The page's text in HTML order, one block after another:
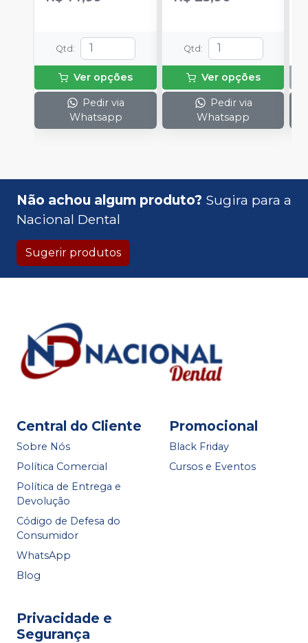
Qtd :
Ver opções
Pedir via
Whatsapp
Qtd :
Ver opções
Pedir via
Whatsapp
Não achou algum produto? Sugira para a
Nacional Dental
Sugerir produtos
Central do Cliente
Sobre Nós
Política Comercial
Política de Entrega e
Devolução
Código de Defesa do
Consumidor
WhatsApp
Blog
Promocional
Black Friday
Cursos e Eventos
Privacidade e
Segurança